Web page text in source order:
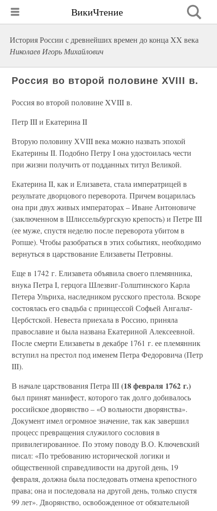
ВикиЧтение
История России с древнейших времен до конца XX века
Николаев Игорь Михайлович
Россия во второй половине XVIII в.
Россия во второй половине XVIII в.
Петр III и Екатерина II
Вторую половину ХVIII века можно назвать эпохой
Екатерины II. Подобно Петру I она удостоилась чести
при жизни получить от подданных титул Великой.
Екатерина II, как и Елизавета, стала императрицей в
результате дворцового переворота. Причем воцарилась
она при двух живых императорах – Иване Антоновиче
(заключенном в Шлиссельбургскую крепость) и Петре III
(ее муже, спустя неделю после переворота убитом в
Ропше). Чтобы разобраться в этих событиях, необходимо
вернуться в царствование Елизаветы Петровны.
Еще в 1742 г. Елизавета объявила своего племянника,
внука Петра I, герцога Шлезвиг-Голштинского Карла
Петера Ульриха, наследником русского престола. Вскоре
состоялась его свадьба с принцессой Софьей Ангальт-
Цербстской. Невеста приехала в Россию, приняла
православие и была названа Екатериной Алексеевной.
После смерти Елизаветы в декабре 1761 г. ее племянник
вступил на престол под именем Петра Федоровича (Петр
III).
В начале царствования Петра III(18 февраля 1762 г.)
был принят манифест, которого так долго добивалось
российское дворянство – «О вольности дворянства».
Документ имел огромное значение, так как завершил
процесс превращения служилого сословия в
привилегированное. По этому поводу В.О. Ключевский
писал: «По требованию исторической логики и
общественной справедливости на другой день, 19
февраля, должна была последовать отмена крепостного
права; она и последовала на другой день, только спустя
99 лет». Дворянство, освобожденное от обязательной